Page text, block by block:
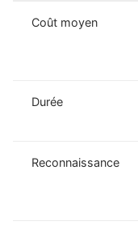
Coût moyen
Durée
Reconnaissance